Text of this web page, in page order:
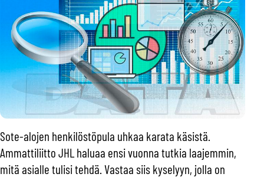
Sote-alojen henkilöstöpula uhkaa karata käsistä.
Ammattiliitto JHL haluaa ensi vuonna tutkia laajemmin,
mitä asialle tulisi tehdä. Vastaa siis kyselyyn, jolla on